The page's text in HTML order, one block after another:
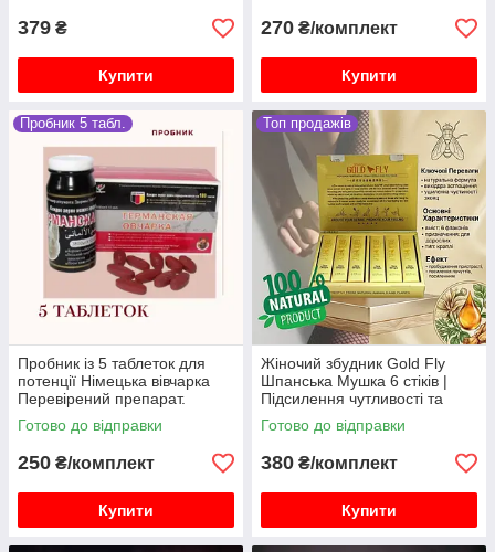
379 ₴
Купити
270 ₴/комплект
Купити
Пробник 5 табл.
Пробник із 5 таблеток для
потенції Німецька вівчарка
Перевірений препарат.
Готово до відправки
250 ₴/комплект
Купити
Топ продажів
Жіночий збудник Gold Fly
Шпанська Мушка 6 стіків |
Підсилення чутливості та
лібідо
Готово до відправки
380 ₴/комплект
Купити